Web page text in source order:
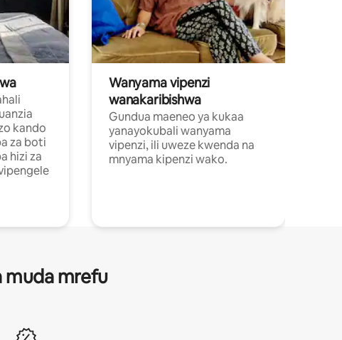
kando
za boti
hizi za
Wanyama vipenzi
wanakaribishwa
Gundua maeneo ya kukaa
yanayokubali wanyama
vipenzi, ili uweze kwenda na
mnyama kipenzi wako.
muda mrefu